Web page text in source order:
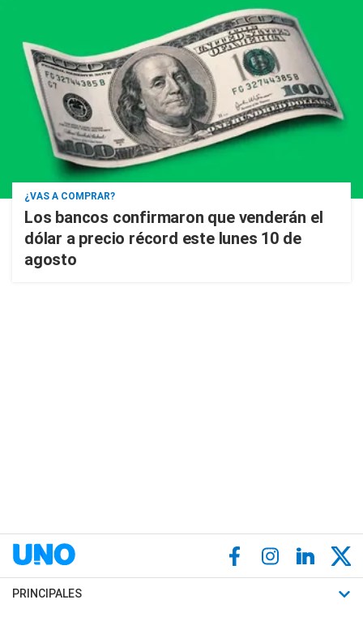
¿VAS A COMPRAR?
Los bancos confirmaron que venderán el
dólar a precio récord este lunes 10 de
agosto
PRINCIPALES